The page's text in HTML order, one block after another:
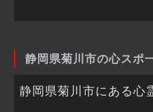
静岡県菊川市の心スポ
静岡県菊川市にある心